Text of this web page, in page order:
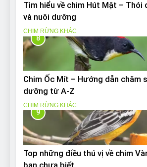
Tìm hiểu về chim Hút Mật – Thói
và nuôi dưỡng
CHIM RỪNG KHÁC
8
Chim Ốc Mít – Hướng dẫn chăm
dưỡng từ A-Z
CHIM RỪNG KHÁC
9
Top những điều thú vị về chim